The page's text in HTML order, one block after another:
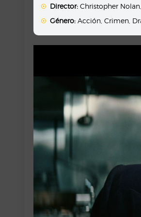
Director: Christopher Nolan
Género: Acción ,Crimen